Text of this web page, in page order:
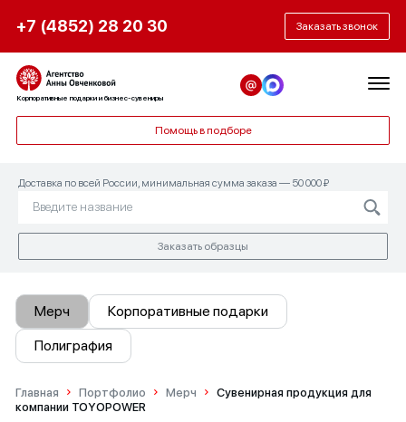
+7 (4852) 28 20 30 Заказать звонок
Корпоративные подарки и бизнес-сувениры
Помощь в подборе
Доставка по всей России, минимальная сумма заказа — 50 000 ₽
Заказать образцы
Мерч
Корпоративные подарки
Полиграфия
Главная Портфолио Мерч
Сувенирная продукция для
компании TOYOPOWER